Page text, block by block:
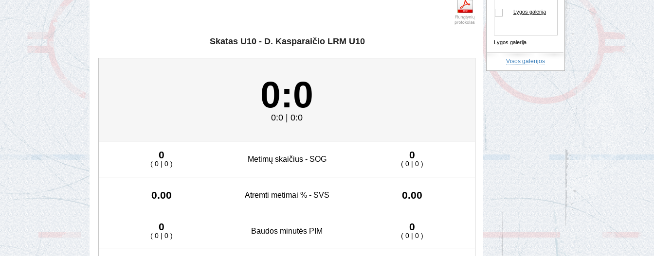
Skatas U10 - D. Kasparaičio LRM U10
0:0
0:0 | 0:0
0
( 0 | 0 )
Metimų skaičius - SOG 0
( 0 | 0 )
0.00 Atremti metimai % - SVS 0.00
0
( 0 | 0 )
Baudos minutės PIM 0
( 0 | 0 )
Lygos galerija
Visos galerijos